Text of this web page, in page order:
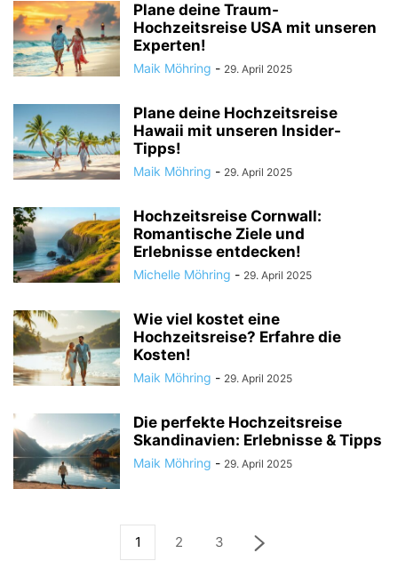
Plane deine Traum-
Hochzeitsreise USA mit unseren
Experten!
Maik Möhring - 29. April 2025
Plane deine Hochzeitsreise
Hawaii mit unseren Insider-
Tipps!
Maik Möhring - 29. April 2025
Hochzeitsreise Cornwall:
Romantische Ziele und
Erlebnisse entdecken!
Michelle Möhring - 29. April 2025
Wie viel kostet eine
Hochzeitsreise? Erfahre die
Kosten!
Maik Möhring - 29. April 2025
Die perfekte Hochzeitsreise
Skandinavien: Erlebnisse & Tipps
Maik Möhring - 29. April 2025
1 2 3